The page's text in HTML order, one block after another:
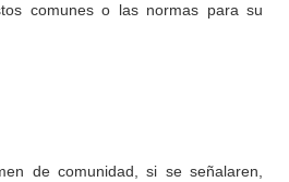
comunes o las normas para su
de comunidad, si se señalaren,